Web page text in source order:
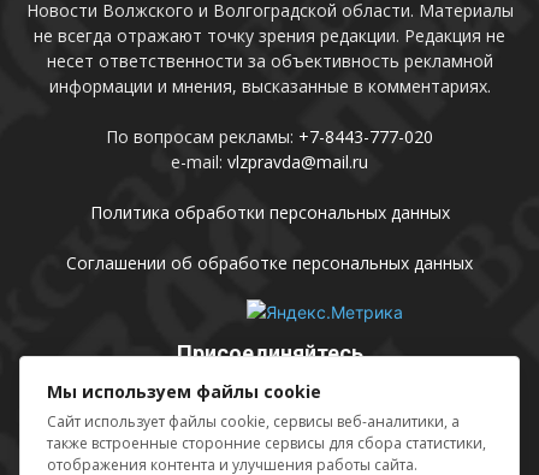
Новости Волжского и Волгоградской области. Материалы
не всегда отражают точку зрения редакции. Редакция не
несет ответственности за объективность рекламной
информации и мнения, высказанные в комментариях.
По вопросам рекламы: +7-8443-777-020
e-mail: vlzpravda@mail.ru
Политика обработки персональных данных
Соглашении об обработке персональных данных
Присоединяйтесь
Мы используем файлы cookie
Сайт использует файлы cookie, сервисы веб-аналитики, а
также встроенные сторонние сервисы для сбора статистики,
отображения контента и улучшения работы сайта.